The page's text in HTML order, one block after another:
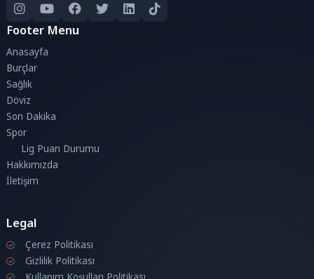
Footer Menu
Anasayfa
Burçlar
Sağlık
Döviz
Son Dakika
Spor
Lig Puan Durumu
Hakkımızda
İletişim
Legal
Çerez Politikası
Gizlilik Politikası